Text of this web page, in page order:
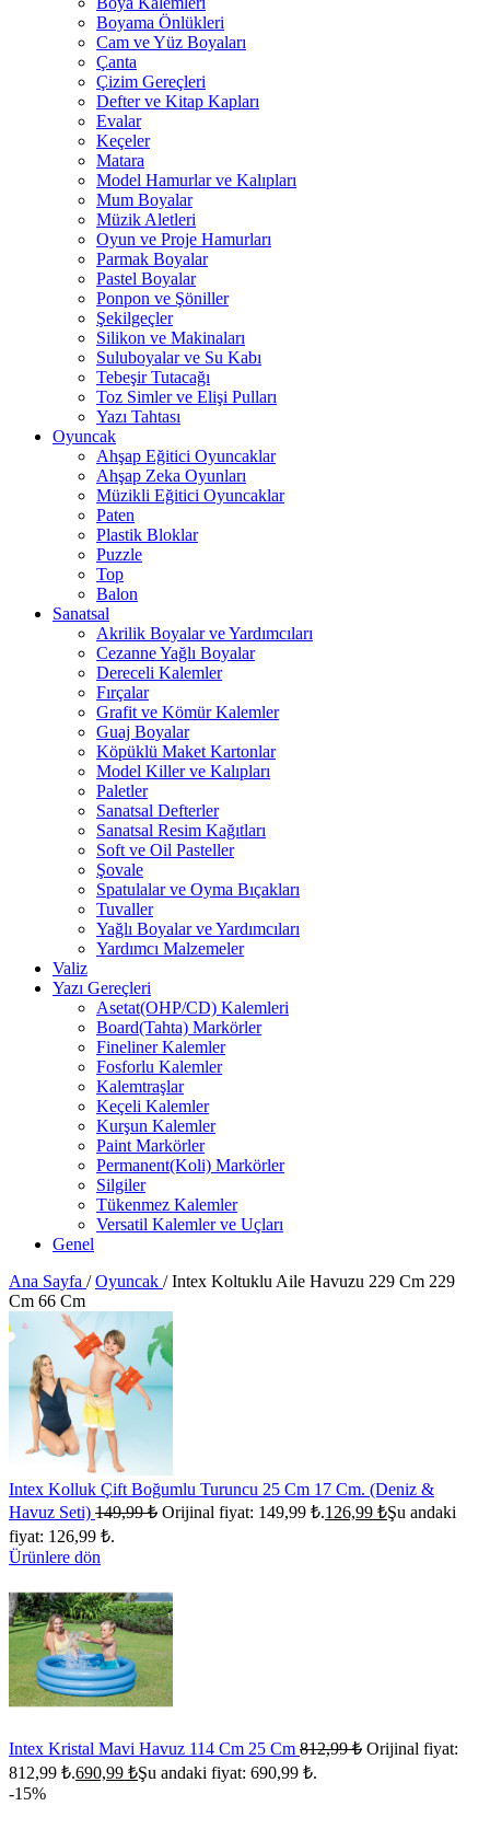
Boyama Önlükleri
Cam ve Yüz Boyaları
Çanta
Çizim Gereçleri
Defter ve Kitap Kapları
Evalar
Keçeler
Matara
Model Hamurlar ve Kalıpları
Mum Boyalar
Müzik Aletleri
Oyun ve Proje Hamurları
Parmak Boyalar
Pastel Boyalar
Ponpon ve Şöniller
Şekilgeçler
Silikon ve Makinaları
Suluboyalar ve Su Kabı
Tebeşir Tutacağı
Toz Simler ve Elişi Pulları
Yazı Tahtası
Oyuncak
Ahşap Eğitici Oyuncaklar
Ahşap Zeka Oyunları
Müzikli Eğitici Oyuncaklar
Paten
Plastik Bloklar
Puzzle
Top
Balon
Sanatsal
Akrilik Boyalar ve Yardımcıları
Cezanne Yağlı Boyalar
Dereceli Kalemler
Fırçalar
Grafit ve Kömür Kalemler
Guaj Boyalar
Köpüklü Maket Kartonlar
Model Killer ve Kalıpları
Paletler
Sanatsal Defterler
Sanatsal Resim Kağıtları
Soft ve Oil Pasteller
Şovale
Spatulalar ve Oyma Bıçakları
Tuvaller
Yağlı Boyalar ve Yardımcıları
Yardımcı Malzemeler
Valiz
Yazı Gereçleri
Asetat(OHP/CD) Kalemleri
Board(Tahta) Markörler
Fineliner Kalemler
Fosforlu Kalemler
Kalemtraşlar
Keçeli Kalemler
Kurşun Kalemler
Paint Markörler
Permanent(Koli) Markörler
Silgiler
Tükenmez Kalemler
Versatil Kalemler ve Uçları
Genel
Ana Sayfa / Oyuncak / Intex Koltuklu Aile Havuzu 229 Cm 229
Cm 66 Cm
Intex Kolluk Çift Boğumlu Turuncu 25 Cm 17 Cm. (Deniz &
Havuz Seti) 149,99₺ Orijinal fiyat: 149,99 ₺.126,99 ₺Şu andaki
fiyat: 126,99 ₺.
Ürünlere dön
Intex Kristal Mavi Havuz 114 Cm 25 Cm 812,99₺ Orijinal fiyat:
812,99 ₺.690,99 ₺Şu andaki fiyat: 690,99 ₺.
-15%